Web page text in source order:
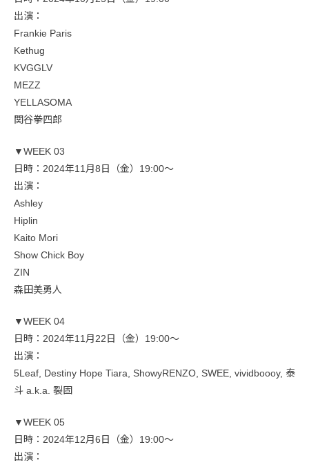
出演：
Frankie Paris
Kethug
KVGGLV
MEZZ
YELLASOMA
関谷拳四郎
▼WEEK 03
日時：2024年11月8日（金）19:00〜
出演：
Ashley
Hiplin
Kaito Mori
Show Chick Boy
ZIN
森田美勇人
▼WEEK 04
日時：2024年11月22日（金）19:00〜
出演：
5Leaf, Destiny Hope Tiara, ShowyRENZO, SWEE, vividboooy, 泰
斗 a.k.a. 裂固
▼WEEK 05
日時：2024年12月6日（金）19:00〜
出演：